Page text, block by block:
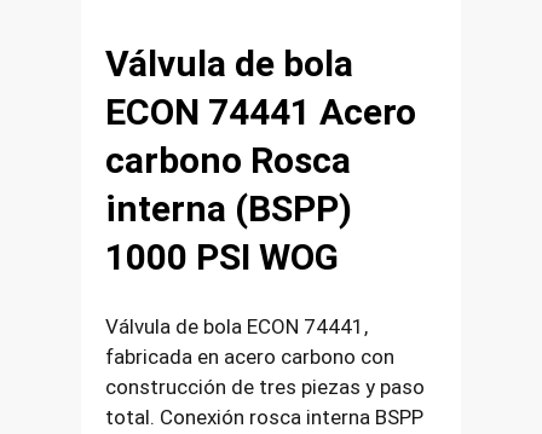
Válvula de bola
ECON 74441 Acero
carbono Rosca
interna (BSPP)
1000 PSI WOG
Válvula de bola ECON 74441,
fabricada en acero carbono con
construcción de tres piezas y paso
total. Conexión rosca interna BSPP